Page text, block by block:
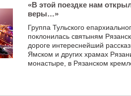
«В этой поездке нам
веры…»
Группа Тульского
поклонилась святыням
дороге интереснейший
Ямском и других храмах
монастыре, в Рязанском